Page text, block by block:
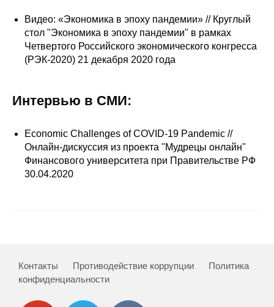
Сотрудники
Отчетность
Противодействие коррупции
Публикации
О журнале
Видео: «Экономика в эпоху пандемии» // Круглый
стол "Экономика в эпоху пандемии" в рамках
Четвертого Российского экономического конгресса
(РЭК-2020) 21 декабря 2020 года
Интервью в СМИ:
Economic Challenges of COVID-19 Pandemic //
Онлайн-дискуссия из проекта "Мудрецы онлайн"
Финансового университета при Правительстве РФ
30.04.2020
Контакты Противодействие коррупции
Политика
конфиденциальности